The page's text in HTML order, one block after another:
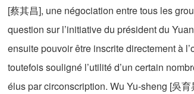
[蔡其昌], une négociation entre tous les
question sur l’initiative du président du
ensuite pouvoir être inscrite directement à
toutefois souligné l’utilité d’un certain
élus par circonscription. Wu Yu-sheng [吳